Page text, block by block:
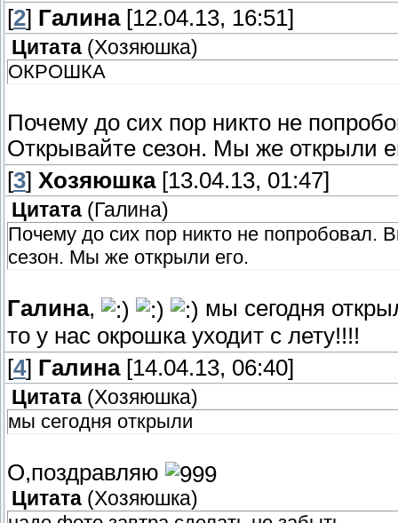
[2] Галина[12.04.13, 16:51]
Цитата (Хозяюшка)
ОКРОШКА
Почему до сих пор никто не
Открывайте сезон. Мы же открыли
[3] Хозяюшка[13.04.13, 01:47]
Цитата ( Галина)
Почему до сих пор никто не попробовал.
сезон. Мы же открыли его.
Галина,
мы сегодня
то у нас окрошка уходит с лету!!!!
[4] Галина[14.04.13, 06:40]
Цитата (Хозяюшка)
мы сегодня открыли
О,поздравляю
Цитата (Хозяюшка)